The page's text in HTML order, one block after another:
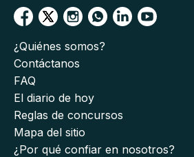
¿Quiénes somos?
Contáctanos
FAQ
El diario de hoy
Reglas de concursos
Mapa del sitio
¿Por qué confiar en nosotros?